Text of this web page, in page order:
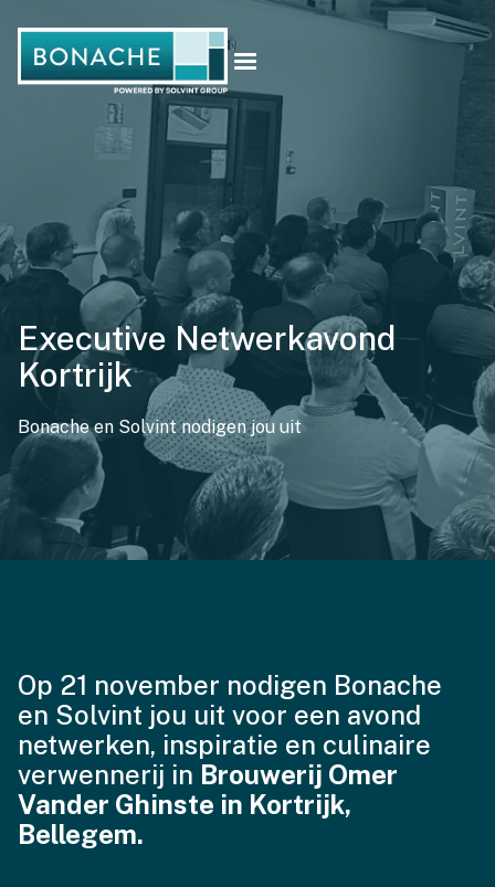
Executive Netwerkavond
Kortrijk
Bonache en Solvint nodigen jou uit
Op 21 november nodigen Bonache
en Solvint jou uit voor een avond
netwerken, inspiratie en culinaire
verwennerij in Brouwerij Omer
Vander Ghinste in Kortrijk,
Bellegem.